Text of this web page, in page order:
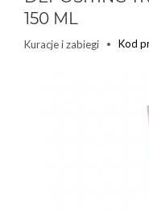
150 ML
Kuracje i zabiegi Kod